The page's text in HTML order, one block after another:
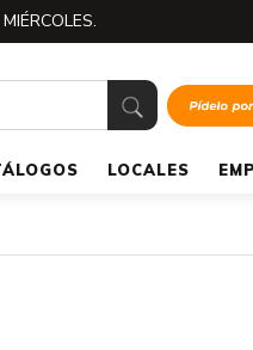
LOCALES